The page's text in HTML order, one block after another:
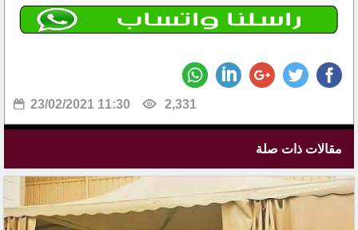
23/02/2021 11:30 2,331
مقالات ذات صلة